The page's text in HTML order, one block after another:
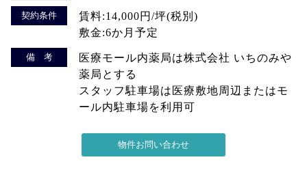
契約条件
賃料:14,000円/坪(税別)
敷金:6か月予定
備 考
医療モール内薬局は株式会社 いちのみや
薬局とする
スタッフ駐車場は医療敷地周辺またはモ
ール内駐車場を利用可